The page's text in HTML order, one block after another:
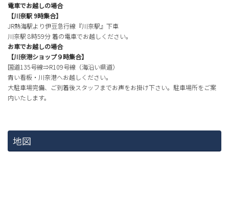
電車でお越しの場合
【川奈駅 9時集合】
JR熱海駅より伊豆急行線『川奈駅』下車
川奈駅 8時59分 着の電車でお越しください。
お車でお越しの場合
【川奈港ショップ９時集合】
国道135号線⇒R109号線（海沿い県道）
青い看板・川奈港へお越しください。
大駐車場完備、ご到着後スタッフまでお声をお掛け下さい。駐車場所をご案
内いたします。
地図